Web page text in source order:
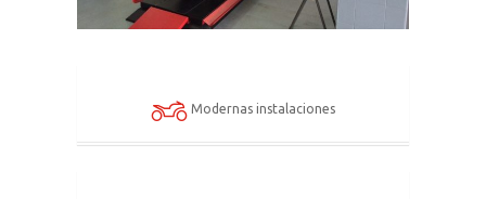
Modernas instalaciones